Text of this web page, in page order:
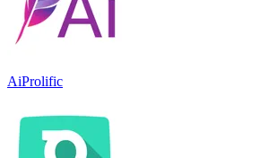
AiProlific